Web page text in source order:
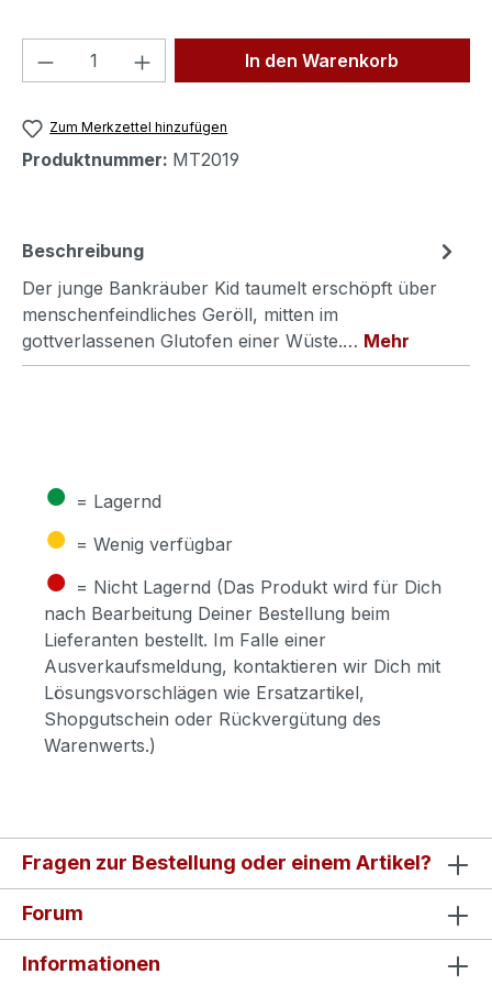
Produkt Anzahl: Gib denIn den Warenkorb
Zum Merkzettel hinzufügen
Produktnummer: MT2019
Beschreibung
Der junge Bankräuber Kid taumelt erschöpft über
menschenfeindliches Geröll, mitten im
gottverlassenen Glutofen einer Wüste.… Mehr
● = Lagernd
● = Wenig verfügbar
● = Nicht Lagernd (Das Produkt wird für Dich
nach Bearbeitung Deiner Bestellung beim
Lieferanten bestellt. Im Falle einer
Ausverkaufsmeldung, kontaktieren wir Dich mit
Lösungsvorschlägen wie Ersatzartikel,
Shopgutschein oder Rückvergütung des
Warenwerts.)
Fragen zur Bestellung oder einem Artikel?
Forum
Informationen